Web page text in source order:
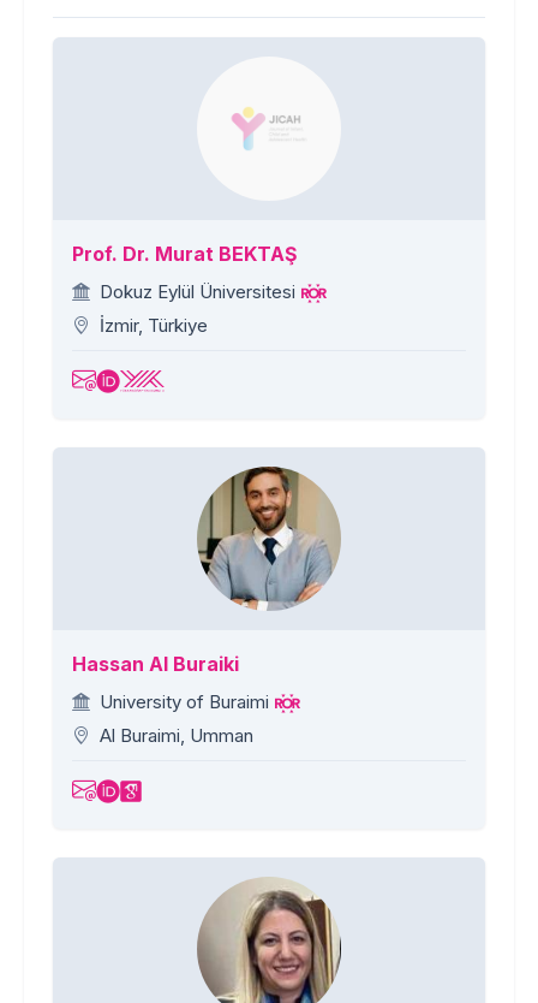
Prof. Dr. Murat BEKTAŞ
Dokuz Eylül Üniversitesi
İzmir, Türkiye
Hassan Al Buraiki
University of Buraimi
Al Buraimi, Umman